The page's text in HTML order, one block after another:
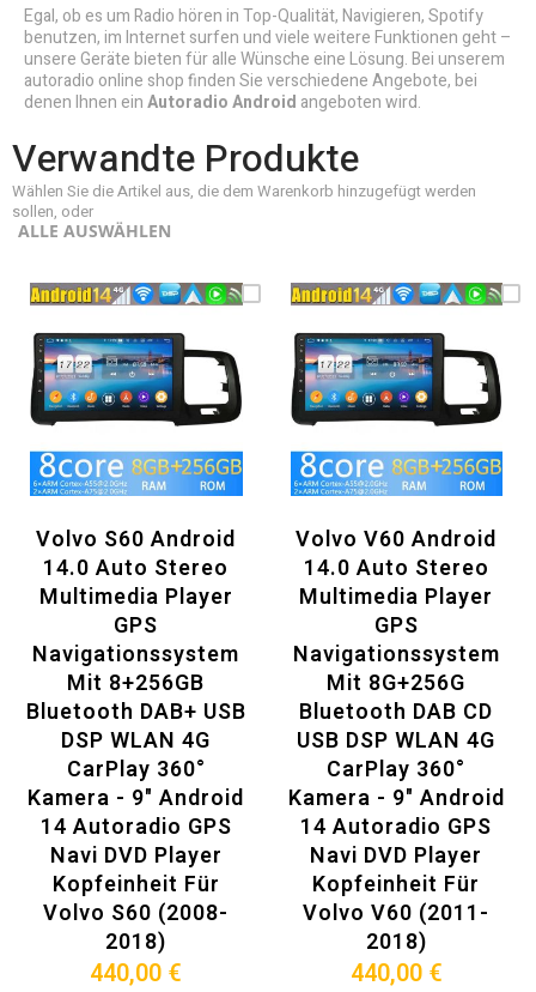
Egal, ob es um Radio hören in Top-Qualität, Navigieren, Spotify
benutzen, im Internet surfen und viele weitere Funktionen geht –
unsere Geräte bieten für alle Wünsche eine Lösung. Bei unserem
autoradio online shop finden Sie verschiedene Angebote, bei
denen Ihnen einAutoradio Android angeboten wird.
Verwandte Produkte
Wählen Sie die Artikel aus, die dem Warenkorb hinzugefügt werden
sollen, oder
ALLE AUSWÄHLEN
Volvo S60 Android
14.0 Auto Stereo
Multimedia Player
GPS
Navigationssystem
Mit 8+256GB
Bluetooth DAB+ USB
DSP WLAN 4G
CarPlay 360°
Kamera - 9" Android
14 Autoradio GPS
Navi DVD Player
Kopfeinheit Für
Volvo S60 (2008-
2018)
440,00 €
Volvo V60 Android
14.0 Auto Stereo
Multimedia Player
GPS
Navigationssystem
Mit 8G+256G
Bluetooth DAB CD
USB DSP WLAN 4G
CarPlay 360°
Kamera - 9" Android
14 Autoradio GPS
Navi DVD Player
Kopfeinheit Für
Volvo V60 (2011-
2018)
440,00 €